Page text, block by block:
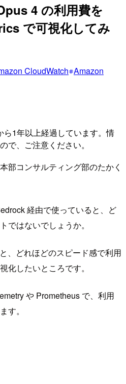
4 の利用費を
で可視化してみ
CloudWatch Amazon
ら1年以上経過しています。情
で、ご注意ください。
部コンサルティング部のたかく
経由で使っていると、ど
ではないでしょうか。
、どれほどのスピード感で利用
化したいところです。
や Prometheus で、利用
す。